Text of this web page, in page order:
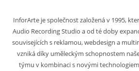
InforArte je společnost založená v 1995,
Audio Recording Studio a od té doby
souvisejících s reklamou, webdesign a
vzniká díky uměleckým schopnostem
týmu v kombinaci s novými